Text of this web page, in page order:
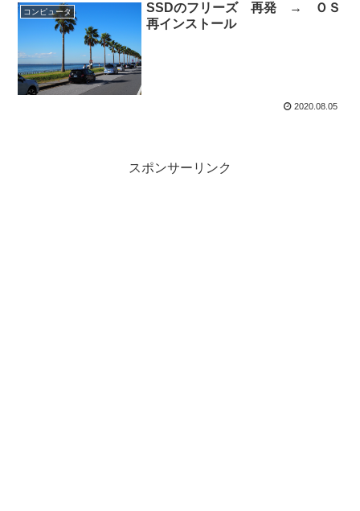
コンピュータ
SSDのフリーズ 再発 → ＯＳ
再インストール
2020.08.05
スポンサーリンク